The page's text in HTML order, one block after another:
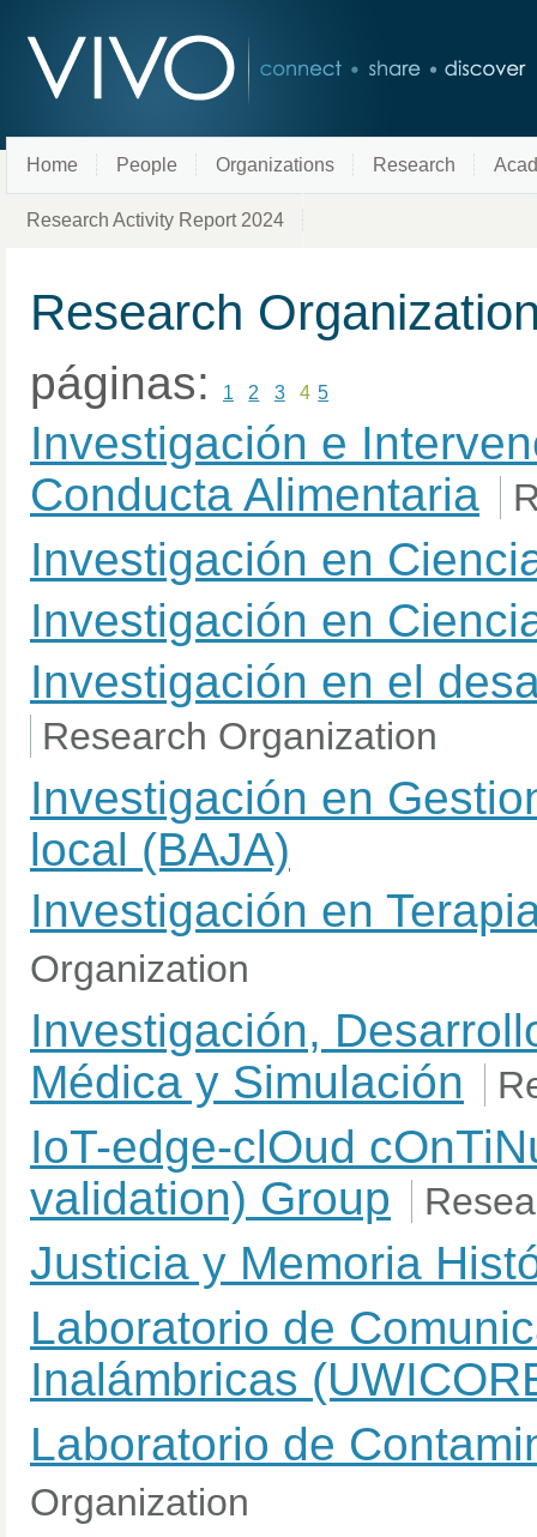
Home People Organizations Research
Research Activity Report 2024
Research
páginas: 1 2 3 4 5
Investigación e
Conducta Alimentaria
Investigación en
Investigación en
Investigación en el
Research Organization
Investigación en
local (BAJA)
Investigación en
Organization
Investigación,
Médica y Simulación
IoT-edge-clOud
validation) Group
Justicia y Memoria
Laboratorio de
Inalámbricas
Laboratorio de
Organization